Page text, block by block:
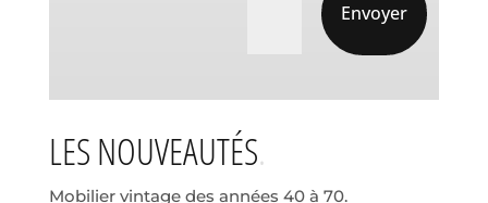
Envoyer
LES NOUVEAUTÉS
Mobilier vintage des années 40 à 70.